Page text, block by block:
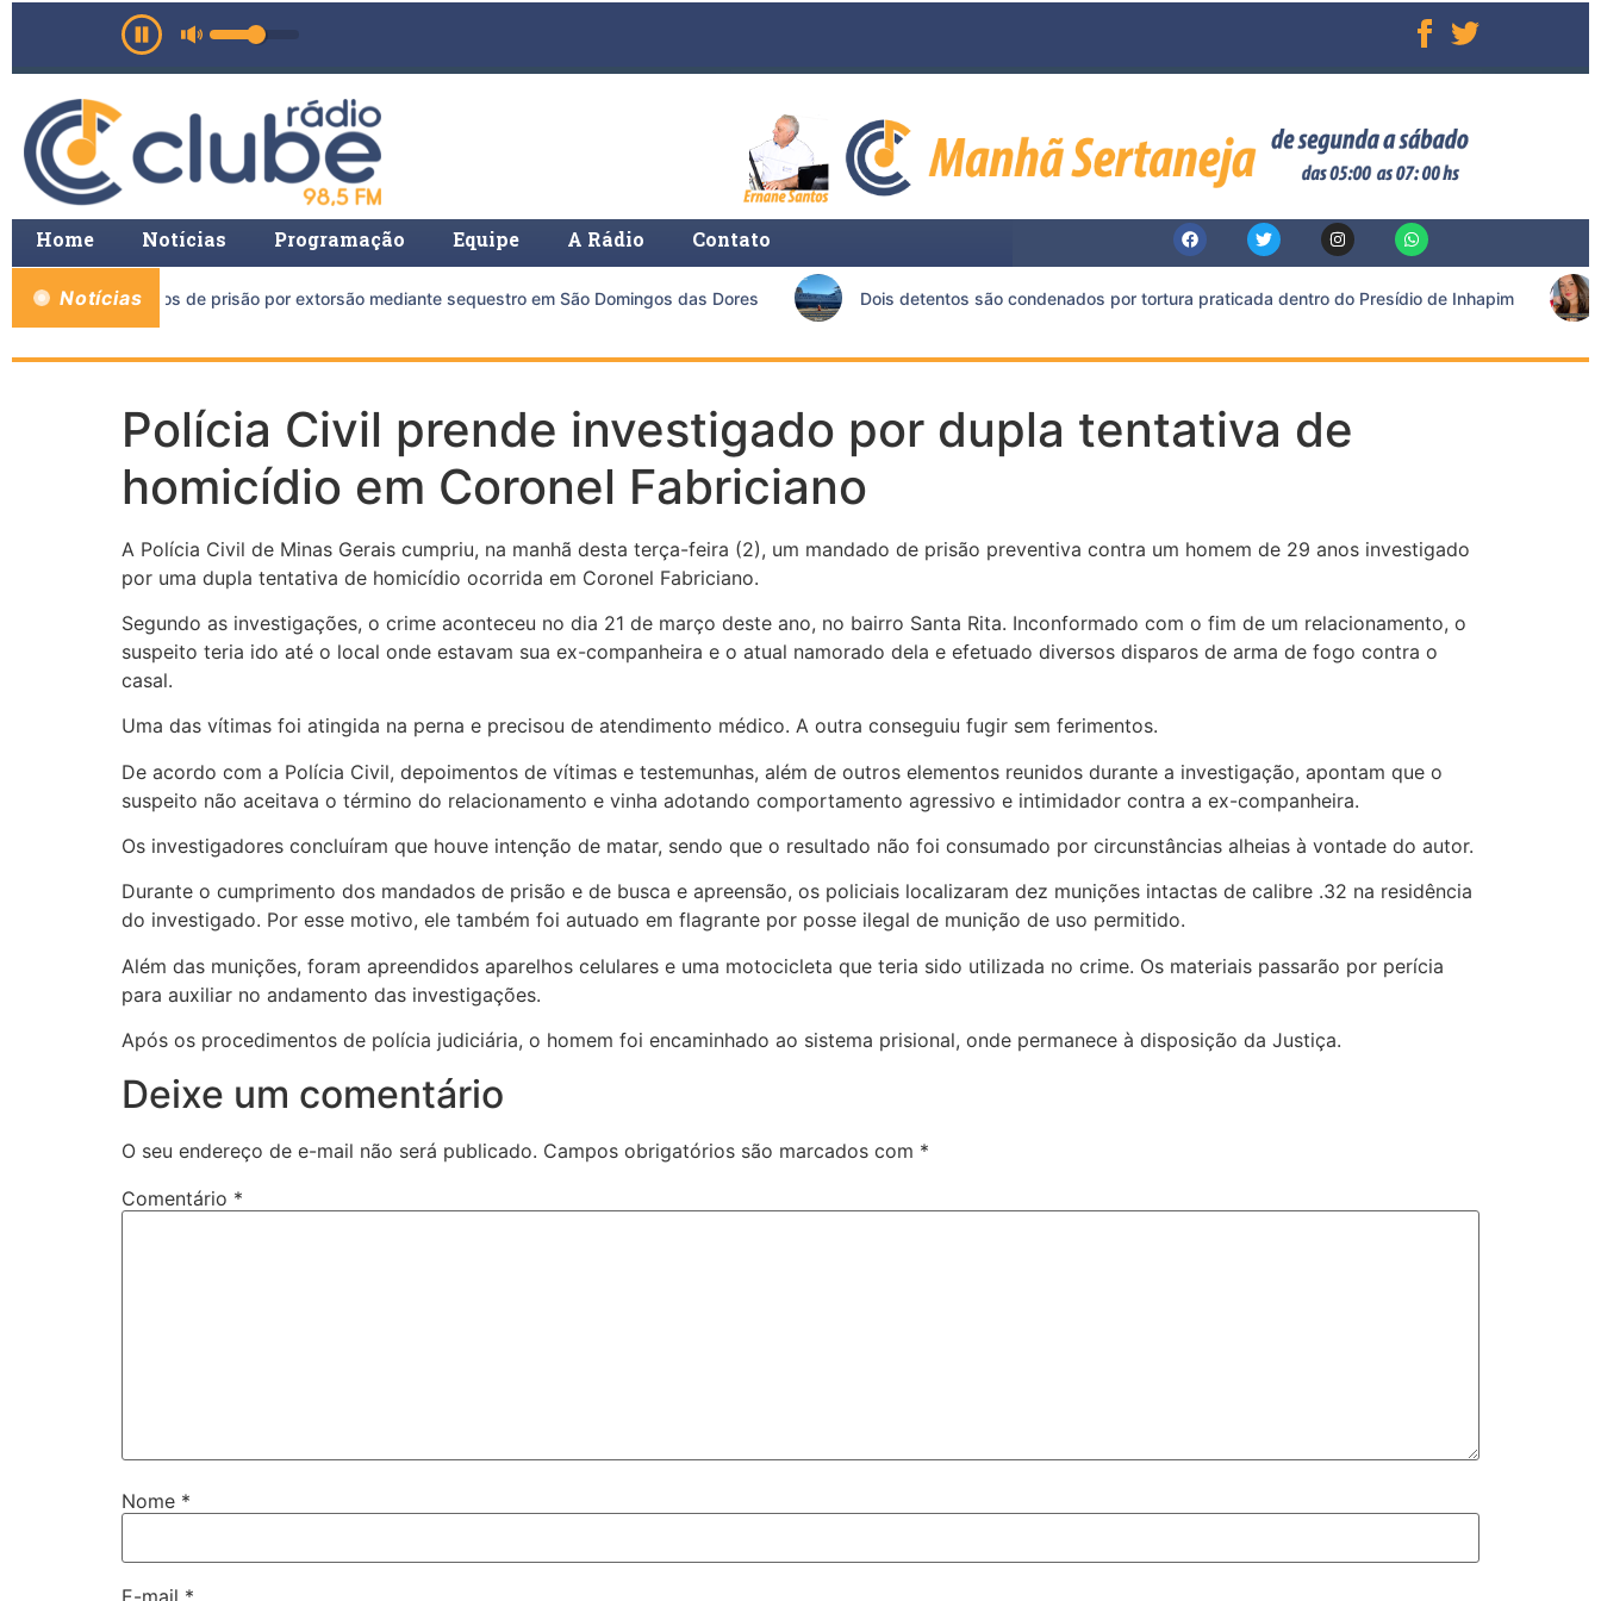
Home Notícias Programação Equipe A Rádio Contato
Notícias
a mais de 11 anos de prisão por extorsão mediante sequestro em São Domingos das Dores Dois detentos são condenados por tortura praticada dentro do Presídio de Inhapim
Polícia Civil prende investigado por dupla tentativa de
homicídio em Coronel Fabriciano
A Polícia Civil de Minas Gerais cumpriu, na manhã desta terça-feira (2), um mandado de prisão preventiva contra um homem de 29 anos investigado
por uma dupla tentativa de homicídio ocorrida em Coronel Fabriciano.
Segundo as investigações, o crime aconteceu no dia 21 de março deste ano, no bairro Santa Rita. Inconformado com o fim de um relacionamento, o
suspeito teria ido até o local onde estavam sua ex-companheira e o atual namorado dela e efetuado diversos disparos de arma de fogo contra o
casal.
Uma das vítimas foi atingida na perna e precisou de atendimento médico. A outra conseguiu fugir sem ferimentos.
De acordo com a Polícia Civil, depoimentos de vítimas e testemunhas, além de outros elementos reunidos durante a investigação, apontam que o
suspeito não aceitava o término do relacionamento e vinha adotando comportamento agressivo e intimidador contra a ex-companheira.
Os investigadores concluíram que houve intenção de matar, sendo que o resultado não foi consumado por circunstâncias alheias à vontade do autor.
Durante o cumprimento dos mandados de prisão e de busca e apreensão, os policiais localizaram dez munições intactas de calibre .32 na residência
do investigado. Por esse motivo, ele também foi autuado em flagrante por posse ilegal de munição de uso permitido.
Além das munições, foram apreendidos aparelhos celulares e uma motocicleta que teria sido utilizada no crime. Os materiais passarão por perícia
para auxiliar no andamento das investigações.
Após os procedimentos de polícia judiciária, o homem foi encaminhado ao sistema prisional, onde permanece à disposição da Justiça.
Deixe um comentário
O seu endereço de e-mail não será publicado. Campos obrigatórios são marcados com *
Comentário *
Nome *